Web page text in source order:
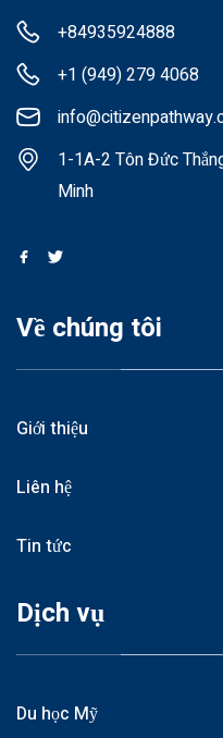
+84935924888
+1 (949) 279 4068
1-1A-2 Tôn Đức
Minh
Về chúng tôi
Giới thiệu
Liên hệ
Tin tức
Dịch vụ
Du học Mỹ